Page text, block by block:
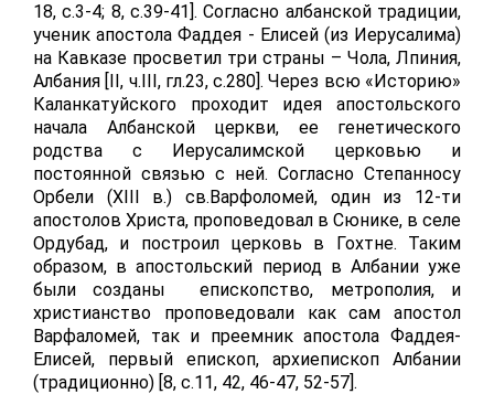
18, с.3-4; 8, c.39-41]. Согласно албанской традиции,
ученик апостола Фаддея - Елисей (из Иерусалима)
на Кавказе просветил три страны – Чола, Лпиния,
Албания [II, ч.III, гл.23, с.280]. Через всю «Историю»
Каланкатуйского проходит идея апостольского
начала Албанской церкви, ее генетического
родства с Иерусалимской церковью и
постоянной связью с ней. Согласно Степанносу
Орбели (XIII в.) св.Варфоломей, один из 12-ти
апостолов Христа, проповедовал в Сюнике, в селе
Ордубад, и построил церковь в Гохтне. Таким
образом, в апостольский период в Албании уже
были созданы епископство, метрополия, и
христианство проповедовали как сам апостол
Варфаломей, так и преемник апостола Фаддея-
Елисей, первый епископ, архиепископ Албании
(традиционно) [8, c.11, 42, 46-47, 52-57].